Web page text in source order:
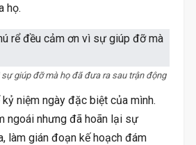
họ.
giúp đỡ mà họ đã đưa ra sau trận động
niệm ngày đặc biệt của mình.
ngoái nhưng đã hoãn lại sự
làm gián đoạn kế hoạch đám
ĐỜI SỐNG
Bí Kíp Du Lịch Hà Giang: Nhà Xe
Dịch Vụ Tốt Nhất Mà…